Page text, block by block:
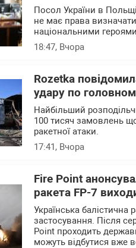
Посол України в
не має права
національними
18:47, Вчора
Rozetka
удару по
Найбільший
100 тисяч замовлень
ракетної атаки.
17:41, Вчора
Fire Point
ракета FP-7
Українська балістична
застосування. Після
Point проходить
можуть відбутися вже